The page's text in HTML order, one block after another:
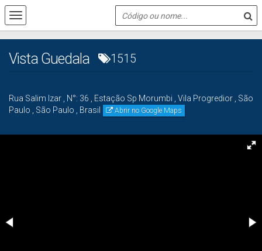
Vista Guedala 1515
Rua Salim Izar N°: 36 Estação Sp Morumbi Vila Progredior
São
Paulo
São Paulo Brasil Abrir no Google Maps